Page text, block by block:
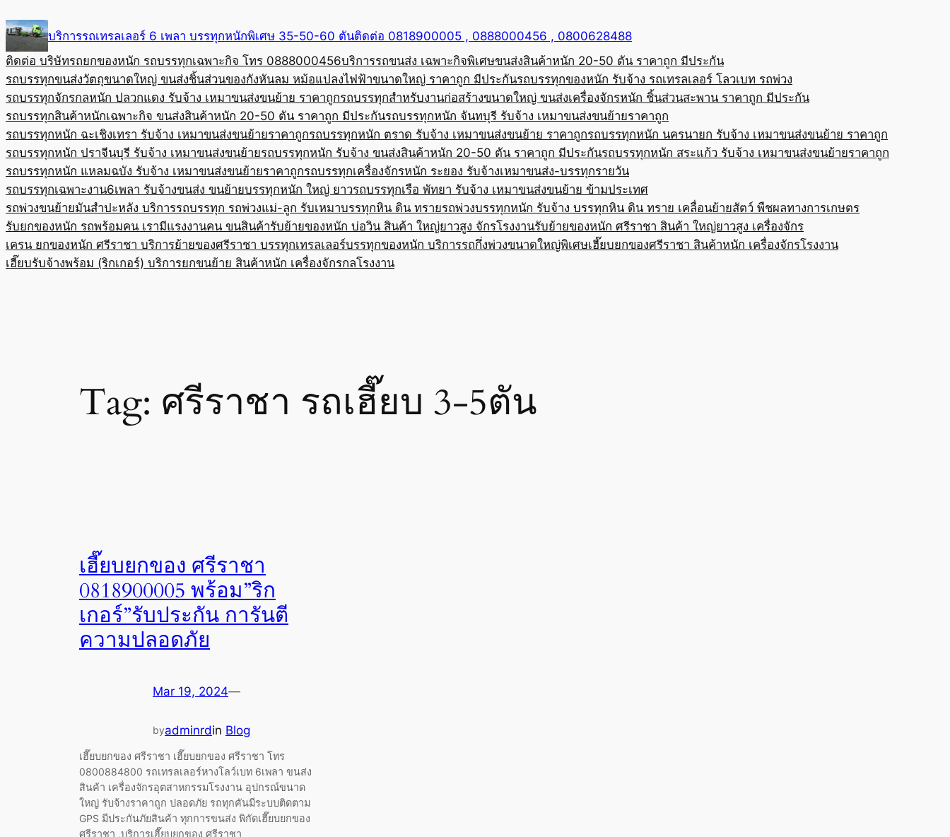
to
content
บริการรถเทรลเลอร์ 6 เพลา บรรทุกหนักพิเศษ 35-50-60 ตันติดต่อ 0818900005 , 0888000456 , 0800628488
ติดต่อ บริษัทรถยกของหนัก รถบรรทุกเฉพาะกิจ โทร 0888000456บริการรถขนส่ง เฉพาะกิจพิเศษขนส่งสินค้าหนัก 20-50 ตัน ราคาถูก มีประกัน
รถบรรทุกขนส่งวัตถุขนาดใหญ่ ขนส่งชิ้นส่วนของกังหันลม หม้อแปลงไฟฟ้าขนาดใหญ่ ราคาถูก มีประกันรถบรรทุกของหนัก รับจ้าง รถเทรลเลอร์ โลวเบท รถพ่วง
รถบรรทุกจักรกลหนัก ปลวกแดง รับจ้าง เหมาขนส่งขนย้าย ราคาถูกรถบรรทุกสำหรับงานก่อสร้างขนาดใหญ่ ขนส่งเครื่องจักรหนัก ชิ้นส่วนสะพาน ราคาถูก มีประกัน
รถบรรทุกสินค้าหนักเฉพาะกิจ ขนส่งสินค้าหนัก 20-50 ตัน ราคาถูก มีประกันรถบรรทุกหนัก จันทบุรี รับจ้าง เหมาขนส่งขนย้ายราคาถูก
รถบรรทุกหนัก ฉะเชิงเทรา รับจ้าง เหมาขนส่งขนย้ายราคาถูกรถบรรทุกหนัก ตราด รับจ้าง เหมาขนส่งขนย้าย ราคาถูกรถบรรทุกหนัก นครนายก รับจ้าง เหมาขนส่งขนย้าย ราคาถูก
รถบรรทุกหนัก ปราจีนบุรี รับจ้าง เหมาขนส่งขนย้ายรถบรรทุกหนัก รับจ้าง ขนส่งสินค้าหนัก 20-50 ตัน ราคาถูก มีประกันรถบรรทุกหนัก สระแก้ว รับจ้าง เหมาขนส่งขนย้ายราคาถูก
รถบรรทุกหนัก แหลมฉบัง รับจ้าง เหมาขนส่งขนย้ายราคาถูกรถบรรทุกเครื่องจักรหนัก ระยอง รับจ้างเหมาขนส่ง-บรรทุกรายวัน
รถบรรทุกเฉพาะงาน6เพลา รับจ้างขนส่ง ขนย้ายบรรทุกหนัก ใหญ่ ยาวรถบรรทุกเรือ พัทยา รับจ้าง เหมาขนส่งขนย้าย ข้ามประเทศ
รถพ่วงขนย้ายมันสำปะหลัง บริการรถบรรทุก รถพ่วงแม่-ลูก รับเหมาบรรทุกหิน ดิน ทรายรถพ่วงบรรทุกหนัก รับจ้าง บรรทุกหิน ดิน ทราย เคลื่อนย้ายสัตว์ พืชผลทางการเกษตร
รับยกของหนัก รถพร้อมคน เรามีแรงงานคน ขนสินค้ารับย้ายของหนัก บ่อวิน สินค้า ใหญ่ยาวสูง จักรโรงงานรับย้ายของหนัก ศรีราชา สินค้า ใหญ่ยาวสูง เครื่องจักร
เครน ยกของหนัก ศรีราชา บริการย้ายของศรีราชา บรรทุกเทรลเลอร์บรรทุกของหนัก บริการรถกึ่งพ่วงขนาดใหญ่พิเศษเฮี๊ยบยกของศรีราชา สินค้าหนัก เครื่องจักรโรงงาน
เฮี๊ยบรับจ้างพร้อม (ริกเกอร์) บริการยกขนย้าย สินค้าหนัก เครื่องจักรกลโรงงาน
Tag: ศรีราชา รถเฮี๊ยบ 3-5ตัน
เฮี๊ยบยกของ ศรีราชา
0818900005 พร้อม”ริก
เกอร์”รับประกัน การันตี
ความปลอดภัย
Mar 19, 2024—
byadminrdin Blog
เฮี๊ยบยกของ ศรีราชา เฮี๊ยบยกของ ศรีราชา โทร
0800884800 รถเทรลเลอร์หางโลว์เบท 6เพลา ขนส่ง
สินค้า เครื่องจักรอุตสาหกรรมโรงงาน อุปกรณ์ขนาด
ใหญ่ รับจ้างราคาถูก ปลอดภัย รถทุกคันมีระบบติดตาม
GPS มีประกันภัยสินค้า ทุกการขนส่ง พิกัดเฮี๊ยบยกของ
ศรีราชา ,บริการเฮี๊ยบยกของ ศรีราชา